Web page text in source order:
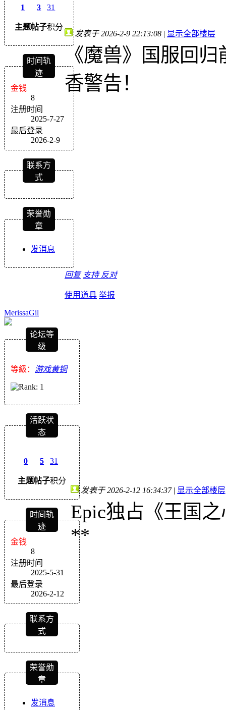
1
主题
3
帖子
31
积分
时间轨
迹
金钱
8
注册时间
2025-7-27
最后登录
2026-2-9
联系方
式
荣誉勋
章
发消息
发表于 2026-2-9 22:13:08 | 显示全部楼层
《魔兽》国服回
香警告！
回复 支持 反对
使用道具 举报
MerissaGil
论坛等
级
等級： 游戏黄铜
活跃状
态
0
主题
5
帖子
31
积分
时间轨
迹
金钱
8
注册时间
2025-5-31
最后登录
2026-2-12
联系方
式
荣誉勋
章
发消息
发表于 2026-2-12 16:34:37 | 显示全部楼层
Epic独占《王国
**